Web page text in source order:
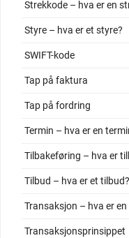
Strekkode – hva er en
Styre – hva er et styre?
SWIFT-kode
Tap på faktura
Tap på fordring
Termin – hva er en
Tilbakeføring – hva er
Tilbud – hva er et tilbud?
Transaksjon – hva er
Transaksjonsprinsippet